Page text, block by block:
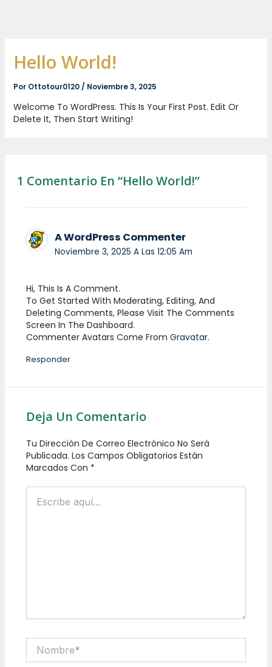
Hello World!
Por Ottotour0120 / Noviembre 3, 2025
Welcome To WordPress. This Is Your First Post. Edit Or
Delete It, Then Start Writing!
1 Comentario En “Hello World!”
A WordPress Commenter
Noviembre 3, 2025 A Las 12:05 Am
Hi, This Is A Comment.
To Get Started With Moderating, Editing, And
Deleting Comments, Please Visit The Comments
Screen In The Dashboard.
Commenter Avatars Come From Gravatar.
Responder
Deja Un Comentario
Tu Dirección De Correo Electrónico No Será
Publicada. Los Campos Obligatorios Están
Marcados Con *
Aquí...
Nombre*